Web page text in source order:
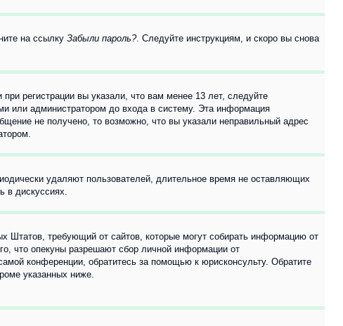
на ссылку Забыли пароль?. Следуйте инструкциям, и скоро вы снова
регистрации вы указали, что вам менее 13 лет, следуйте
или администратором до входа в систему. Эта информация
не получено, то возможно, что вы указали неправильный адрес
удаляют пользователей, длительное время не оставляющих
в дискуссиях.
Штатов, требующий от сайтов, которые могут собирать информацию от
что опекуны разрешают сбор личной информации от
конференции, обратитесь за помощью к юрисконсульту. Обратите
указанных ниже.